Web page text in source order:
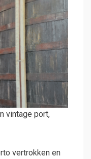
vintage port,
vertrokken en